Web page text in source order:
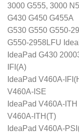
3000 G555, 3000
G430 G450 G455A
G530 G550 G550-
G550-2958LFU
IdeaPad G430
IFI(A)
IdeaPad V460A-
V460A-ISE
IdeaPad V460A-
V460A-ITH(T)
IdeaPad V460A-